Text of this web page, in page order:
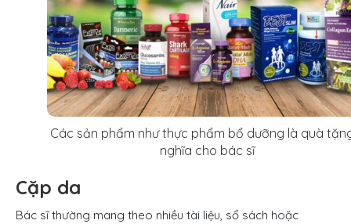
Các sản phẩm như thực phẩm bổ dưỡng là quà
nghĩa cho bác sĩ
Cặp da
Bác sĩ thường mang theo nhiều tài liệu, sổ sách hoặc